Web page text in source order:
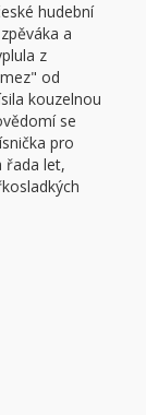
hudební
a
z
od
kouzelnou
se
pro
řada let,